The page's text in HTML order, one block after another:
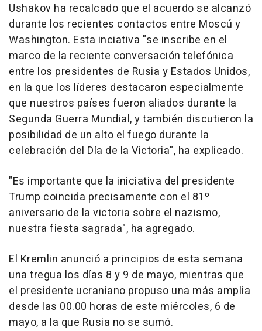
Ushakov ha recalcado que el acuerdo se alcanzó
durante los recientes contactos entre Moscú y
Washington. Esta inciativa "se inscribe en el
marco de la reciente conversación telefónica
entre los presidentes de Rusia y Estados Unidos,
en la que los líderes destacaron especialmente
que nuestros países fueron aliados durante la
Segunda Guerra Mundial, y también discutieron la
posibilidad de un alto el fuego durante la
celebración del Día de la Victoria", ha explicado.
"Es importante que la iniciativa del presidente
Trump coincida precisamente con el 81º
aniversario de la victoria sobre el nazismo,
nuestra fiesta sagrada", ha agregado.
El Kremlin anunció a principios de esta semana
una tregua los días 8 y 9 de mayo, mientras que
el presidente ucraniano propuso una más amplia
desde las 00.00 horas de este miércoles, 6 de
mayo, a la que Rusia no se sumó.